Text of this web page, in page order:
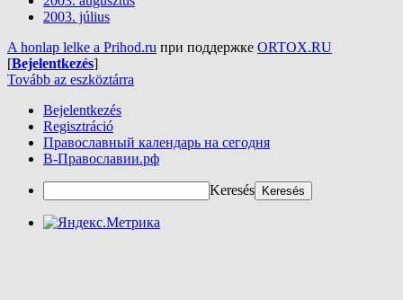
2003. július
A honlap lelke a Prihod.ru при поддержке ORTOX.RU
[Bejelentkezés]
Tovább az eszköztárra
Bejelentkezés
Regisztráció
Православный календарь на сегодня
В-Православии.рф
Keresés